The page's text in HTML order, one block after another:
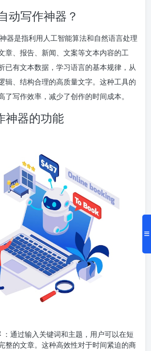
动写作神器？
器是指利用人工智能算法和自然语言处理
章、报告、新闻、文案等文本内容的工
已有文本数据，学习语言的基本规律，从
辑、结构合理的高质量文字。这种工具的
了写作效率，减少了创作的时间成本。
神器的功能
：通过输入关键词和主题，用户可以在短
整的文章。这种高效性对于时间紧迫的商